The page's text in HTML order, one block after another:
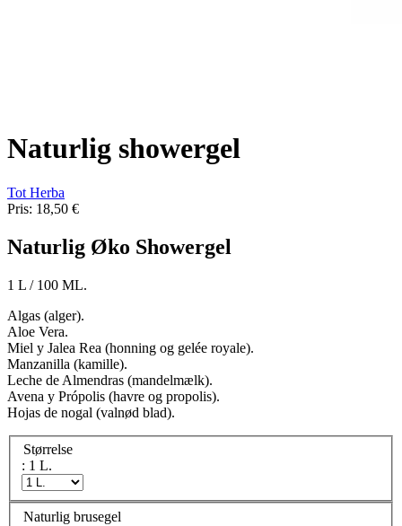
Naturlig showergel
Tot Herba
Pris: 18,50 €
Naturlig Øko Showergel
1 L / 100 ML.
Algas (alger).
Aloe Vera.
Miel y Jalea Rea (honning og gelée royale).
Manzanilla (kamille).
Leche de Almendras (mandelmælk).
Avena y Própolis (havre og propolis).
Hojas de nogal (valnød blad).
Størrelse
: 1 L.
Naturlig brusegel